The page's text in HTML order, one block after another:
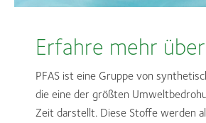
Erfahre mehr über
PFAS ist eine Gruppe von
die eine der größten
Zeit darstellt. Diese Stoffe werden